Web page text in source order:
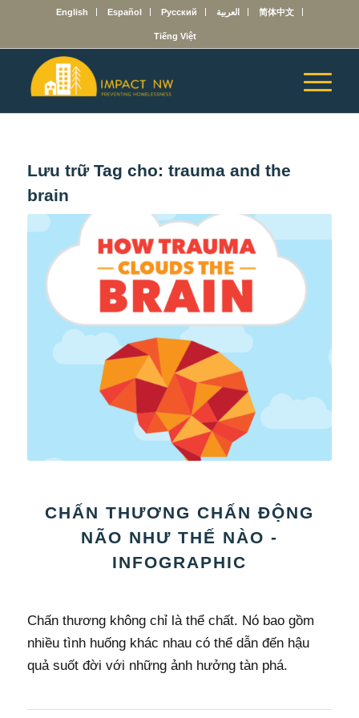
English Español Русский العربية 简体中文
Tiếng Việt
Lưu trữ Tag cho: trauma and the
brain
CHẤN THƯƠNG CHẤN ĐỘNG
NÃO NHƯ THẾ NÀO -
INFOGRAPHIC
Chấn thương không chỉ là thể chất. Nó bao gồm
nhiều tình huống khác nhau có thể dẫn đến hậu
quả suốt đời với những ảnh hưởng tàn phá.